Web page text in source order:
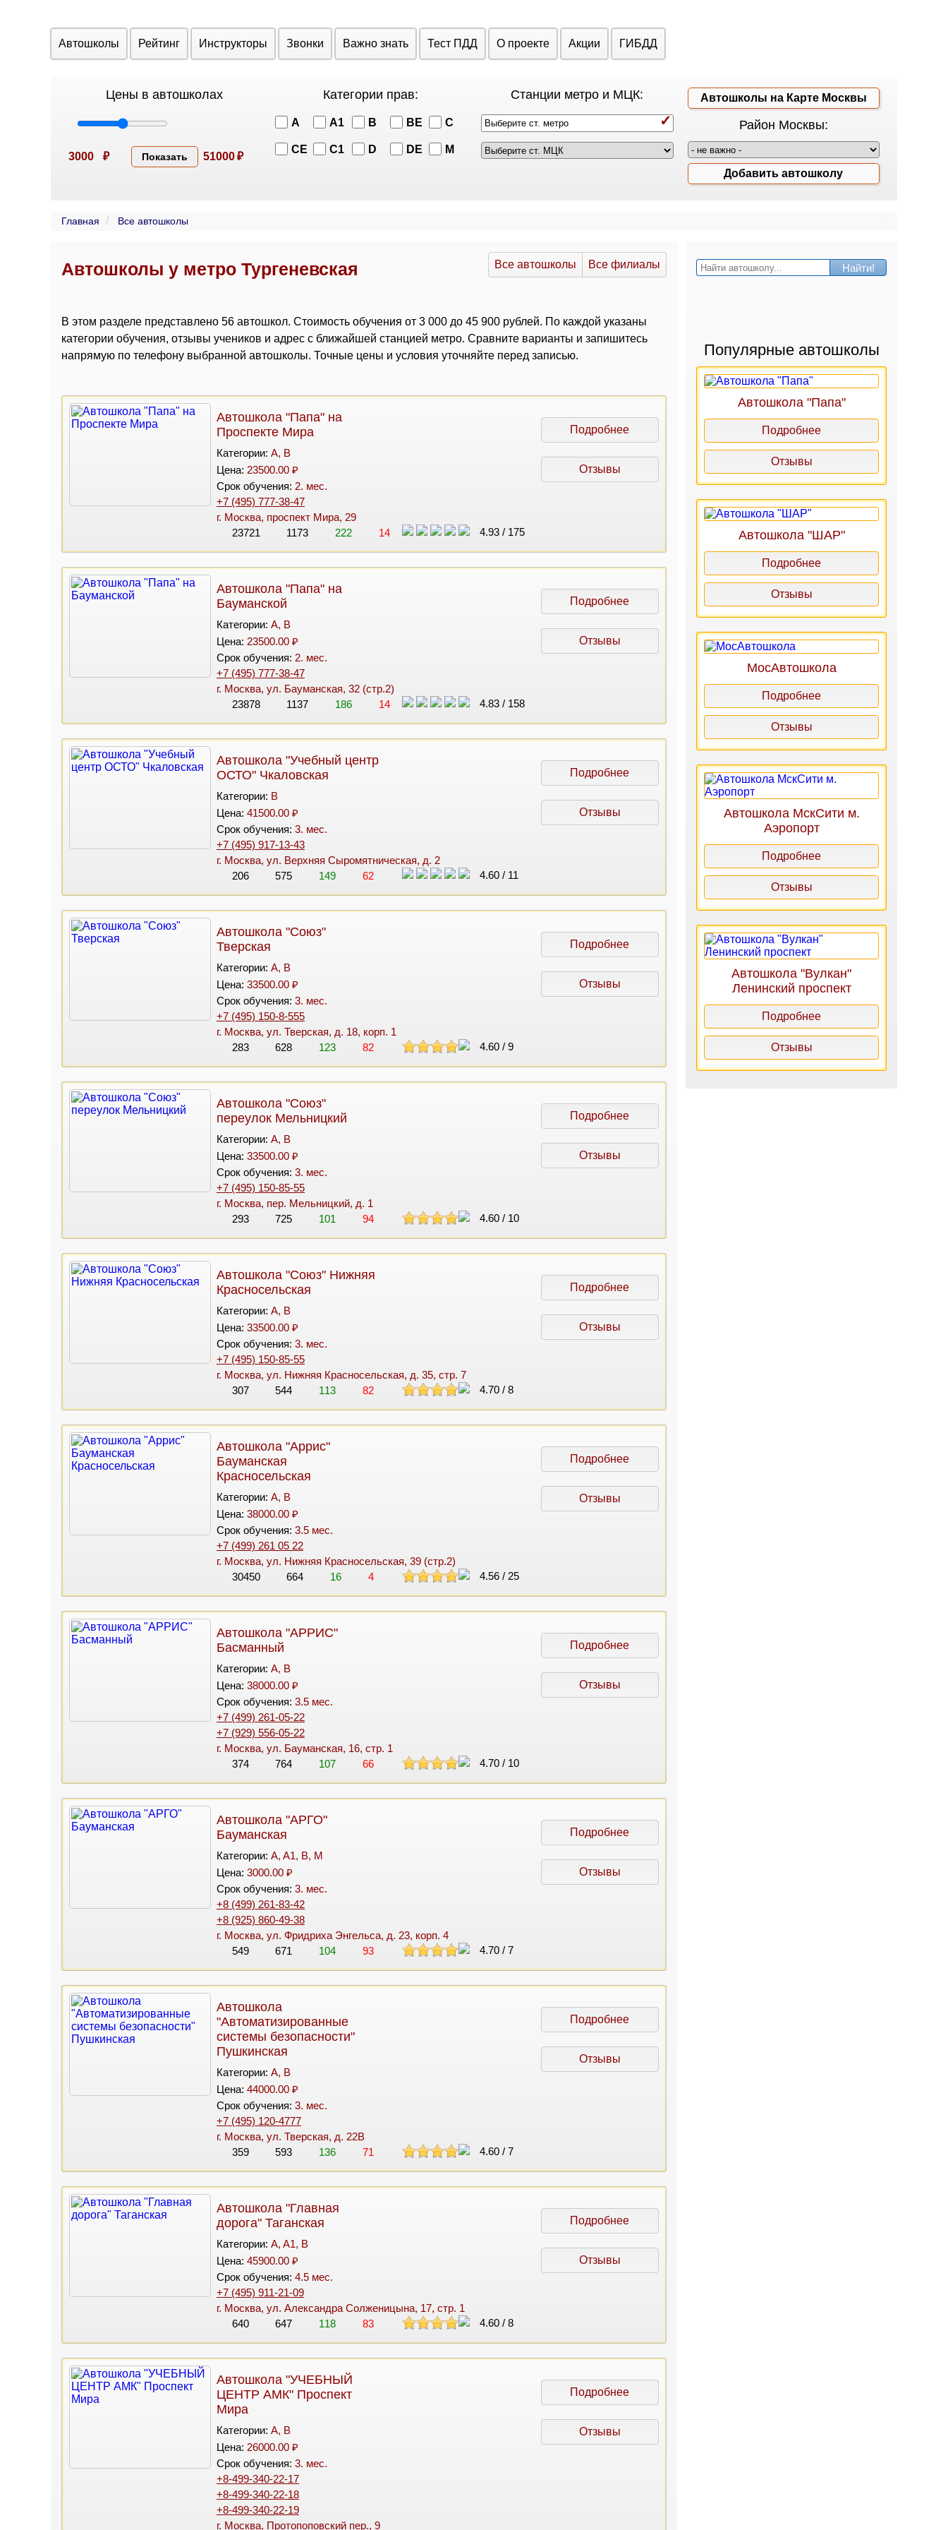
Автошколы Рейтинг Инструкторы Звонки Важно знать Тест ПДД О проекте Акции ГИБДД
Цены в автошколах
3000 ₽ Показать 51000 ₽
Категории прав:
A A1 B BE C
CE C1 D DE M
Станции метро и МЦК:
Выберите ст. метро
Автошколы на Карте Москвы
Район Москвы:
Добавить автошколу
Главная Все автошколы
Автошколы у метро Тургеневская Все автошколы Все филиалы
В этом разделе представлено 56 автошкол. Стоимость обучения от 3 000 до 45 900 рублей. По каждой указаны
категории обучения, отзывы учеников и адрес с ближайшей станцией метро. Сравните варианты и запишитесь
напрямую по телефону выбранной автошколы. Точные цены и условия уточняйте перед записью.
Автошкола "Папа" на
Проспекте Мира
Категории: A, B
Цена: 23500.00 ₽
Срок обучения: 2. мес.
+7 (495) 777-38-47
г. Москва, проспект Мира, 29
23721
1173 222 14 4.93/ 175
Подробнее
Отзывы
Автошкола "Папа" на
Бауманской
Категории: A, B
Цена: 23500.00 ₽
Срок обучения: 2. мес.
+7 (495) 777-38-47
г. Москва, ул. Бауманская, 32 (стр.2)
23878
1137 186 14 4.83/ 158
Подробнее
Отзывы
Автошкола "Учебный центр
ОСТО" Чкаловская
Категории: B
Цена: 41500.00 ₽
Срок обучения: 3. мес.
+7 (495) 917-13-43
г. Москва, ул. Верхняя Сыромятническая, д. 2
206
575 149 62 4.60/ 11
Подробнее
Отзывы
Автошкола "Союз"
Тверская
Категории: A, B
Цена: 33500.00 ₽
Срок обучения: 3. мес.
+7 (495) 150-8-555
г. Москва, ул. Тверская, д. 18, корп. 1
283
628 123 82 4.60/ 9
Подробнее
Отзывы
Автошкола "Союз"
переулок Мельницкий
Категории: A, B
Цена: 33500.00 ₽
Срок обучения: 3. мес.
+7 (495) 150-85-55
г. Москва, пер. Мельницкий, д. 1
293
725 101 94 4.60/ 10
Подробнее
Отзывы
Автошкола "Союз" Нижняя
Красносельская
Категории: A, B
Цена: 33500.00 ₽
Срок обучения: 3. мес.
+7 (495) 150-85-55
г. Москва, ул. Нижняя Красносельская, д. 35, стр. 7
307
544 113 82 4.70/ 8
Подробнее
Отзывы
Автошкола "Аррис"
Бауманская
Красносельская
Категории: A, B
Цена: 38000.00 ₽
Срок обучения: 3.5 мес.
+7 (499) 261 05 22
г. Москва, ул. Нижняя Красносельская, 39 (стр.2)
30450
664 16 4 4.56/ 25
Подробнее
Отзывы
Автошкола "АРРИС"
Басманный
Категории: A, B
Цена: 38000.00 ₽
Срок обучения: 3.5 мес.
+7 (499) 261-05-22
+7 (929) 556-05-22
г. Москва, ул. Бауманская, 16, стр. 1
374
764 107 66 4.70/ 10
Подробнее
Отзывы
Автошкола "АРГО"
Бауманская
Категории: A, A1, B, M
Цена: 3000.00 ₽
Срок обучения: 3. мес.
+8 (499) 261-83-42
+8 (925) 860-49-38
г. Москва, ул. Фридриха Энгельса, д. 23, корп. 4
549
671 104 93 4.70/ 7
Подробнее
Отзывы
Автошкола
"Автоматизированные
системы безопасности"
Пушкинская
Категории: A, B
Цена: 44000.00 ₽
Срок обучения: 3. мес.
+7 (495) 120-4777
г. Москва, ул. Тверская, д. 22В
359
593 136 71 4.60/ 7
Подробнее
Отзывы
Автошкола "Главная
дорога" Таганская
Категории: A, A1, B
Цена: 45900.00 ₽
Срок обучения: 4.5 мес.
+7 (495) 911-21-09
г. Москва, ул. Александра Солженицына, 17, стр. 1
640
647 118 83 4.60/ 8
Подробнее
Отзывы
Автошкола "УЧЕБНЫЙ
ЦЕНТР АМК" Проспект
Мира
Категории: A, B
Цена: 26000.00 ₽
Срок обучения: 3. мес.
+8-499-340-22-17
+8-499-340-22-18
+8-499-340-22-19
г. Москва, Протопоповский пер., 9
Подробнее
Отзывы
Найти!
Популярные автошколы
Автошкола "Папа"
Подробнее
Отзывы
Автошкола "ШАР"
Подробнее
Отзывы
МосАвтошкола
Подробнее
Отзывы
Автошкола МскСити м.
Аэропорт
Подробнее
Отзывы
Автошкола "Вулкан"
Ленинский проспект
Подробнее
Отзывы